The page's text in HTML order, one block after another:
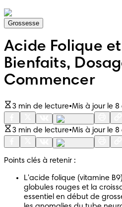
Grossesse
Acide Folique
Bienfaits,
Commencer
3 min de lecture•Mis à jour le
3 min de lecture•Mis à jour le
Points clés à retenir :
L'acide folique (vitamine
globules rouges et la
essentiel en début de